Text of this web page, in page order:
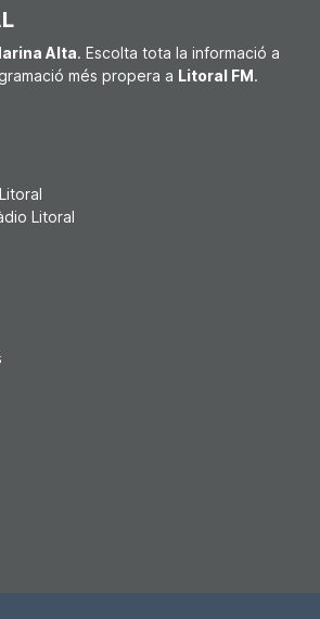
Alta. Escolta tota la informació a
més propera a Litoral FM.
Litoral